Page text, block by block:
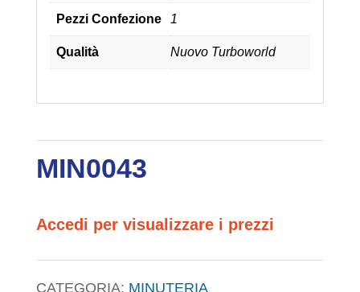
Pezzi Confezione 1
Qualità Nuovo Turboworld
MIN0043
Accedi per visualizzare i prezzi
CATEGORIA: MINUTERIA